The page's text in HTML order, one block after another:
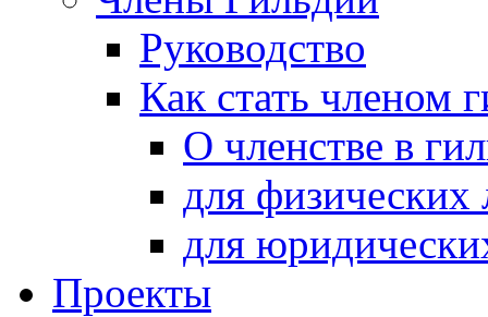
Руководство
Как стать членом
О членстве в
для физических
для
Проекты